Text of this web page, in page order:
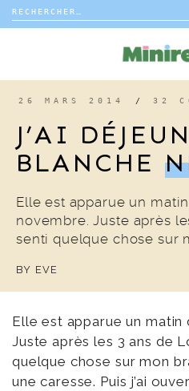
Rechercher :
DÉCO
COUP DE COEUR
EDITORIAL
26 MARS 2014 / 32
J’AI
BLANCHE
Elle est apparue un
novembre. Juste après
senti quelque chose sur
BY EVE
Elle est apparue un
Juste après les 3 ans de
quelque chose sur mon
une caresse. Puis j’ai